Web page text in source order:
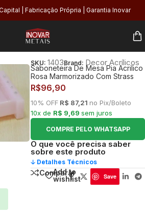
| Fabricação Própria | Garantia Inovar
SKU: 1403Brand: Decor Acrílicos
Saboneteira De Mesa Pia Acrilico
Rosa Marmorizado Com Strass
R$96,90
10% OFF R$ 87,21 no Pix/Boleto
10x de R$ 9,69 sem juros
COMPRE PELO WHATSAPP
O que você precisa saber
sobre este produto
🡣 Detalhes Técnicos
Comparar
Add to
wishlist
Save